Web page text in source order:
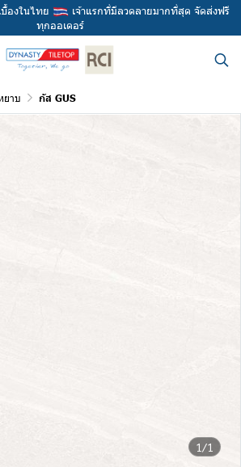
องในไทย
เจ้าแรกที่มีลวดลายมากที่สุด จัดส่งฟรี
ทุกออเดอร์
ยาบ กัส GUS
1/1